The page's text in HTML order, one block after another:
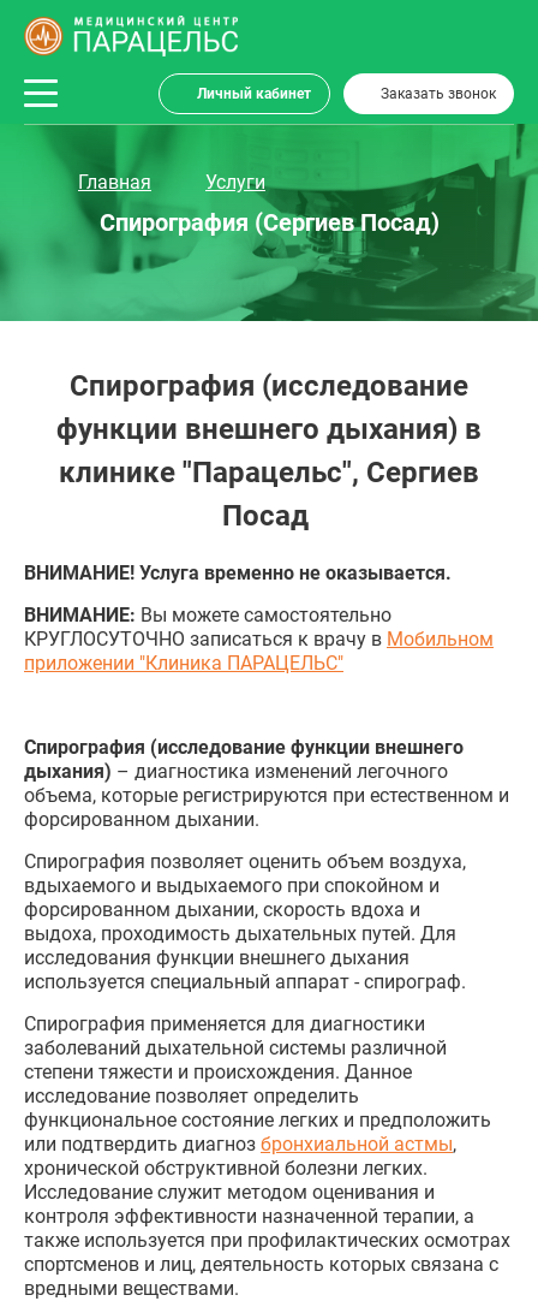
Личный кабинет Заказать звонок
Главная Услуги
Спирография (Сергиев Посад)
Спирография (исследование
функции внешнего дыхания) в
клинике "Парацельс", Сергиев
Посад
ВНИМАНИЕ! Услуга временно не оказывается.
ВНИМАНИЕ: Вы можете самостоятельно
КРУГЛОСУТОЧНО записаться к врачу в Мобильном
приложении "Клиника ПАРАЦЕЛЬС"
Спирография (исследование функции внешнего
дыхания) – диагностика изменений легочного
объема, которые регистрируются при естественном и
форсированном дыхании.
Спирография позволяет оценить объем воздуха,
вдыхаемого и выдыхаемого при спокойном и
форсированном дыхании, скорость вдоха и
выдоха, проходимость дыхательных путей. Для
исследования функции внешнего дыхания
используется специальный аппарат - спирограф.
Спирография применяется для диагностики
заболеваний дыхательной системы различной
степени тяжести и происхождения. Данное
исследование позволяет определить
функциональное состояние легких и предположить
или подтвердить диагноз бронхиальной астмы,
хронической обструктивной болезни легких.
Исследование служит методом оценивания и
контроля эффективности назначенной терапии, а
также используется при профилактических осмотрах
спортсменов и лиц, деятельность которых связана с
вредными веществами.